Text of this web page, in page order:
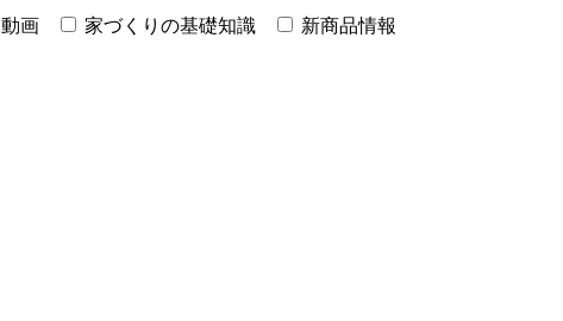
動画 家づくりの基礎知識
新商品情報